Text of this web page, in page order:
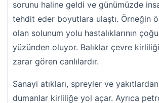
sorunu haline geldi ve günümüzde
tehdit eder boyutlara ulaştı. Örneğin
olan solunum yolu hastalıklarının
yüzünden oluyor. Balıklar çevre
zarar gören canlılardır.
Sanayi atıkları, spreyler ve
dumanlar kirliliğe yol açar. Ayrıca